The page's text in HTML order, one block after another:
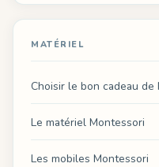
MATÉRIEL
Choisir le bon cadeau de
Le matériel Montessori
Les mobiles Montessori